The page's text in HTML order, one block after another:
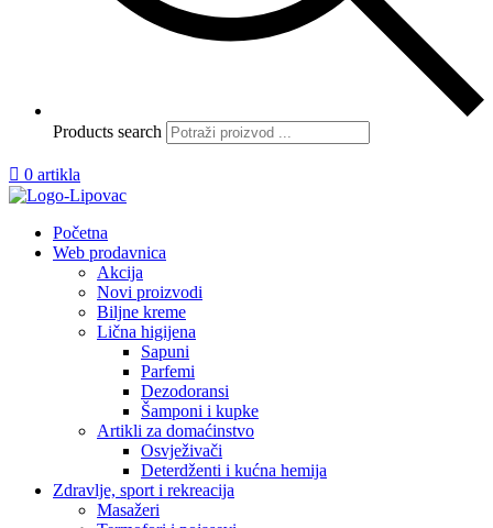
Products search
 0 artikla
Početna
Web prodavnica
Akcija
Novi proizvodi
Biljne kreme
Lična higijena
Sapuni
Parfemi
Dezodoransi
Šamponi i kupke
Artikli za domaćinstvo
Osvježivači
Deterdženti i kućna hemija
Zdravlje, sport i rekreacija
Masažeri